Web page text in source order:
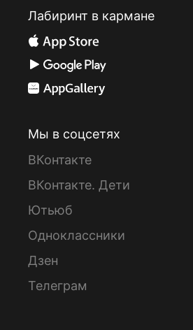
Лабиринт в кармане
Мы в соцсетях
ВКонтакте
ВКонтакте. Дети
Ютьюб
Одноклассники
Дзен
Телеграм